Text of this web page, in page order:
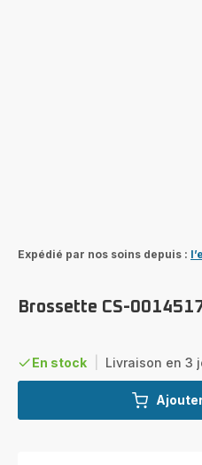
Expédié par nos soins depuis :
Brossette CS-
En stock Livraison en 3